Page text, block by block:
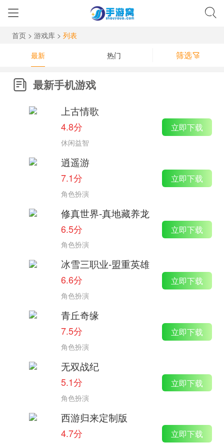
首页 > 游戏库> 列表
最新
热门 筛选
最新手机游戏
上古情歌
4.8分
休闲益智
立即下载
逍遥游
7.1分
角色扮演
立即下载
修真世界-真地藏养龙
6.5分
角色扮演
立即下载
冰雪三职业-盟重英雄
6.6分
角色扮演
立即下载
青丘奇缘
7.5分
角色扮演
立即下载
无双战纪
5.1分
角色扮演
立即下载
西游归来定制版
4.7分 立即下载